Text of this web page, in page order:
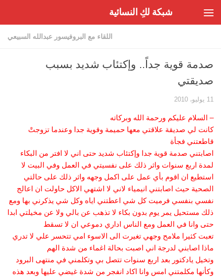
شبكة لكِ النسائية
اللقاء مع البروفيسور عبدالله السبيعي
صدمة قوية جداً.. وإكتئاب شديد بسبب
صديقتي
11 يوليو، 2010
– السلام عليكم ورحمة الله وبركاته
كانت لي صديقة علاقتي معها حميمة وقوية جدا وعندما تزوجتْ
قاطعتني فجأة
اصابتني صدمة قوية جدا وإكتئاب شديد حتى اني لا افتر من البكاء
لمدة اربع سنوات واثر ذلك على نفسيتي في العمل وفي البيت لا
استطيع ان اقوم بأي عمل على اكمل وجهه واثر ذلك على حالتي
الصحية حيث اصابتني انيمياء لاني لا اشتهي الاكل حاولت ان اعالج
نفسي بنفسي فرميت كل شي اعطتني اياه وكل شي يذكرني بها ومع
ذلك مستحيل يمر يوم بدون بكاء لا تذهب عن بالي ولا عن مخيلتي ابدا
حتى وانا في العمل ومع الناس اداري دموعي ان لا تسقط
تعبت كثيرا ملامح وجهي تغيرت الى الاسوء امي تتحسر علي لا تدري
ماذا اصابني لدرجة اني اصبت بحالة اغماء من شدة الهم
وتخيل يادكتور بعد اربع سنوات تتصل بي وتكلمني في منتهى البرود
وكأنها مكلمتني امس وانا اكاد انفجر من شدة غيضي عليها وبعد هذه